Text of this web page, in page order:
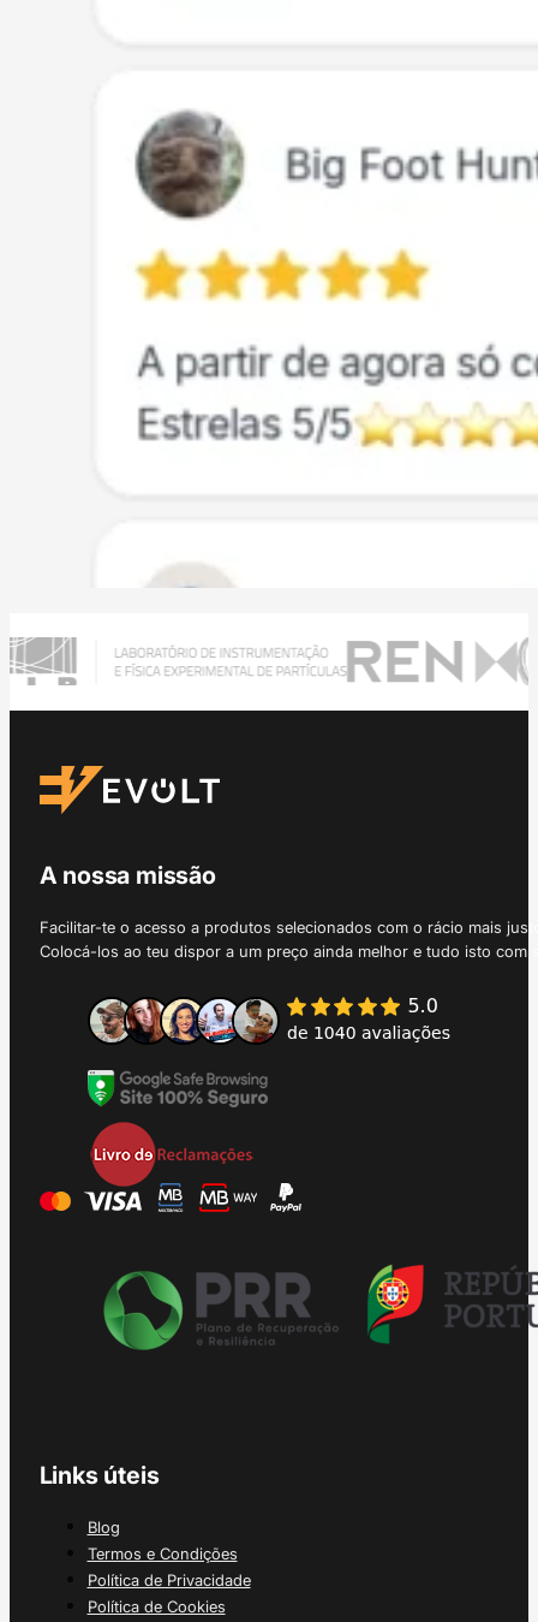
A nossa missão
Facilitar-te o acesso a produtos selecionados com o rácio mais
Colocá-los ao teu dispor a um preço ainda melhor e tudo isto
Links úteis
Blog
Termos e Condições
Política de Privacidade
Política de Cookies